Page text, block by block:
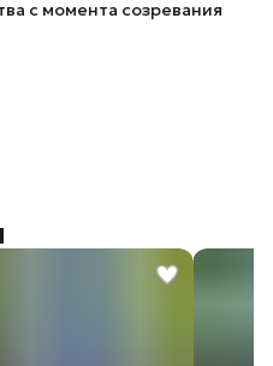
с момента созревания